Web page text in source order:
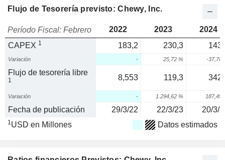
Flujo de Tesorería previsto: Chewy, Inc.
Período Fiscal: Febrero 2022 2023
2024
CAPEX 1 183,2 230,3
Variación - 25,72 % -37,78
Flujo de tesorería libre
1 8,553 119,3
Variación - 1.294,62 % 187,49
Fecha de publicación 29/3/22 22/3/23 20/3/
1USD en Millones Datos estimados